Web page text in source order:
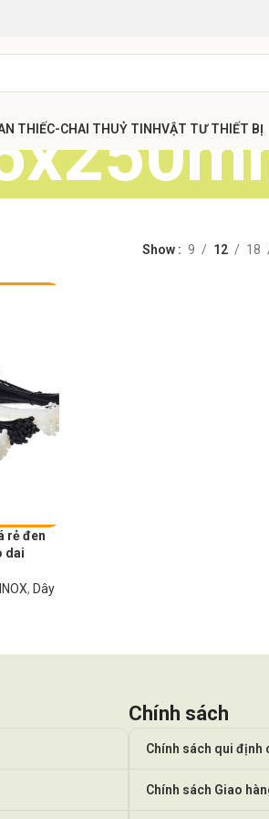
THIẾC-CHAI THUỶ TINHVẬT TƯ THIẾT BỊ
Show 9 12 18
rẻ đen
dai
, Dây
Chính sách
Chính sách qui định
Chính sách Giao